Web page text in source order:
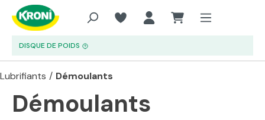
Aller au contenu principal
DISQUE DE POIDS
Lubrifiants / Démoulants
Démoulants